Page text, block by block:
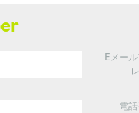
Eメール
電